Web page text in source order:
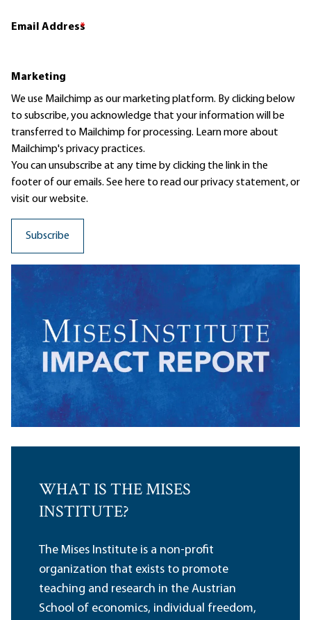
Email Address
*
Marketing
We use Mailchimp as our marketing platform. By clicking below
to subscribe, you acknowledge that your information will be
transferred to Mailchimp for processing. Learn moreabout
Mailchimp's privacy practices.
You can unsubscribe at any time by clicking the link in the
footer of our emails. See here to read ourprivacy statement, or
visit our website.
WHAT IS THE MISES
INSTITUTE?
The Mises Institute is a non-profit
organization that exists to promote
teaching and research in the Austrian
School of economics, individual freedom,